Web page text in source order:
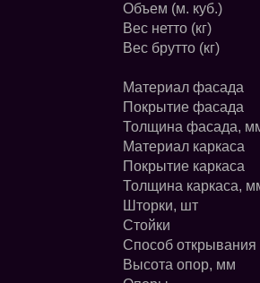
Объем (м. куб.)
Вес нетто (кг)
Вес брутто (кг)
Материал фасада
Покрытие фасада
Толщина фасада,
Материал каркаса
Покрытие каркаса
Толщина каркаса,
Шторки, шт
Стойки
Способ открывания
Высота опор, мм